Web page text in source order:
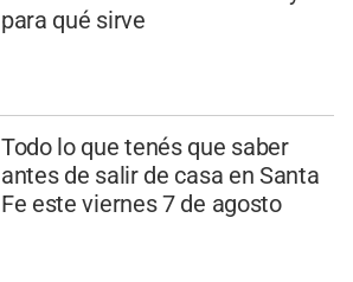
para qué sirve
Todo lo que tenés que saber
antes de salir de casa en Santa
Fe este viernes 7 de agosto